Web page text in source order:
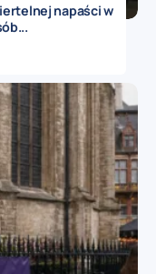
napaści w